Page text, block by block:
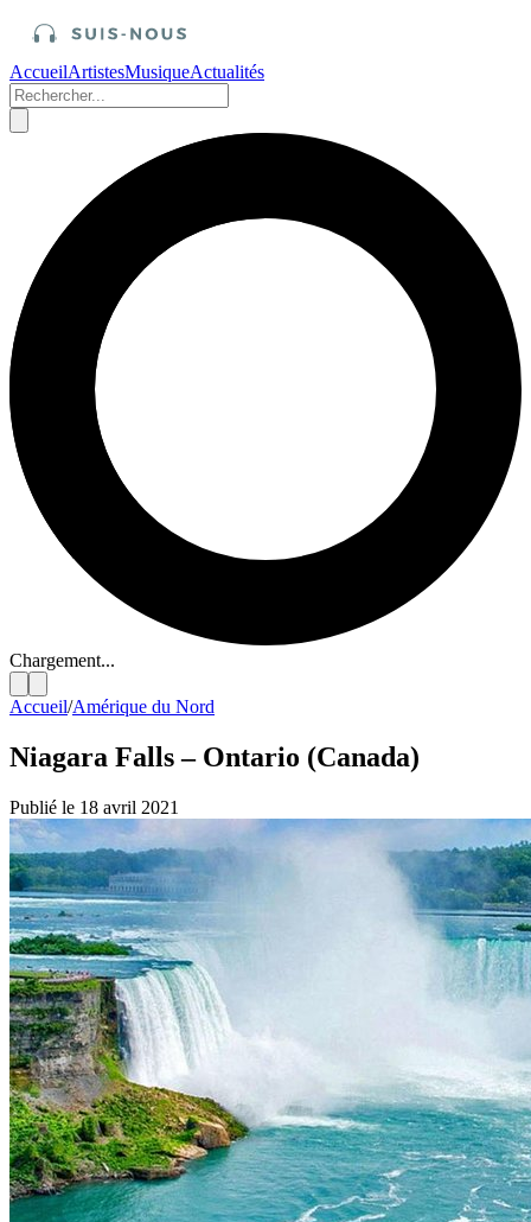
AccueilArtistesMusiqueActualités
Chargement...
Accueil/Amérique du Nord
Niagara Falls – Ontario (Canada)
Publié le 18 avril 2021